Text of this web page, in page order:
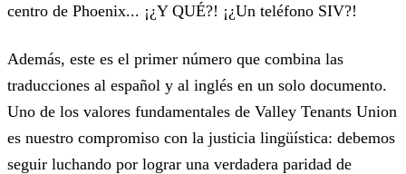
centro de Phoenix... ¡¿Y QUÉ?! ¡¿Un teléfono SIV?!
Además, este es el primer número que combina las
traducciones al español y al inglés en un solo documento.
Uno de los valores fundamentales de Valley Tenants Union
es nuestro compromiso con la justicia lingüística: debemos
seguir luchando por lograr una verdadera paridad de